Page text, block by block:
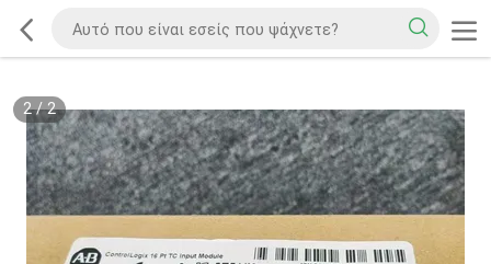
2/2